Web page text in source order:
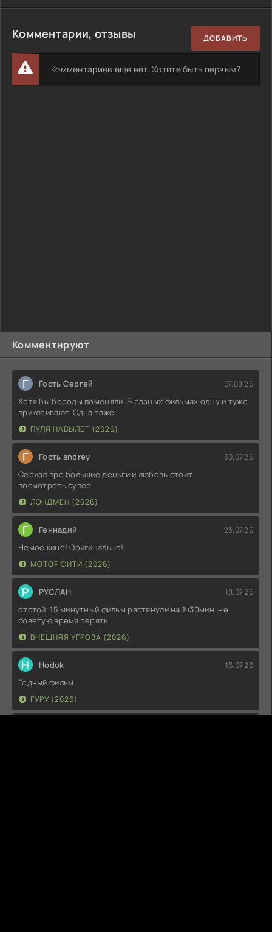
Комментируют
Г Гость Сергей 07.08.26
Хотя бы бороды поменяли. В разных фильмах одну и туже
приклеивают. Одна таже
ПУЛЯ НАВЫЛЕТ (2026)
Г Гость andrey 30.07.26
Сериал про большие деньги и любовь стоит
посмотреть,супер
ЛЭНДМЕН (2026)
Г Геннадий 23.07.26
Немое кино! Оригинально!
МОТОР СИТИ (2026)
Р РУСЛАН 18.07.26
отстой. 15 минутный фильм растянули на 1ч30мин. не
советую время терять.
ВНЕШНЯЯ УГРОЗА (2026)
H Hodok 16.07.26
Годный фильм
ГУРУ (2026)
Комментарии, отзывы ДОБАВИТЬ
Комментариев еще нет. Хотите быть первым?